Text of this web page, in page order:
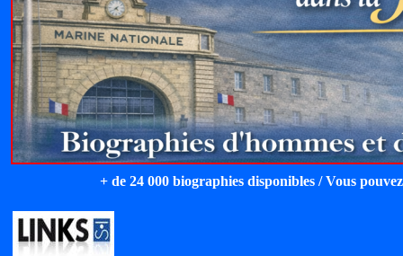
+ de 24 000 biographies disponibles / Vous